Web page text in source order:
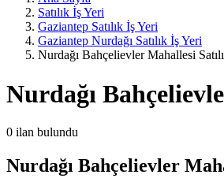
Satılık İş Yeri
Gaziantep Satılık İş Yeri
Gaziantep Nurdağı Satılık İş Yeri
Nurdağı Bahçelievler Mahallesi
Nurdağı
0 ilan bulundu
Nurdağı Bahçelievler